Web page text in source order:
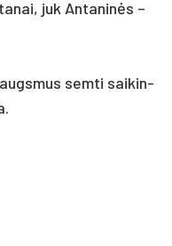
juk An­ta­ninės –
sem­ti sai­kin­